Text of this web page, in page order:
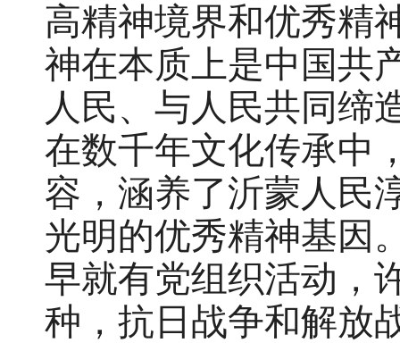
高精神境界和优秀精
神在本质上是中国共
人民、与人民共同缔
在数千年文化传承中
容，涵养了沂蒙人民
光明的优秀精神基因
早就有党组织活动，
种，抗日战争和解放